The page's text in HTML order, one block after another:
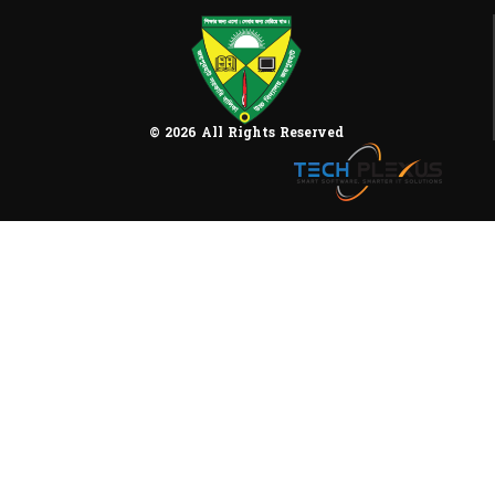
© 2026 All Rights Reserved